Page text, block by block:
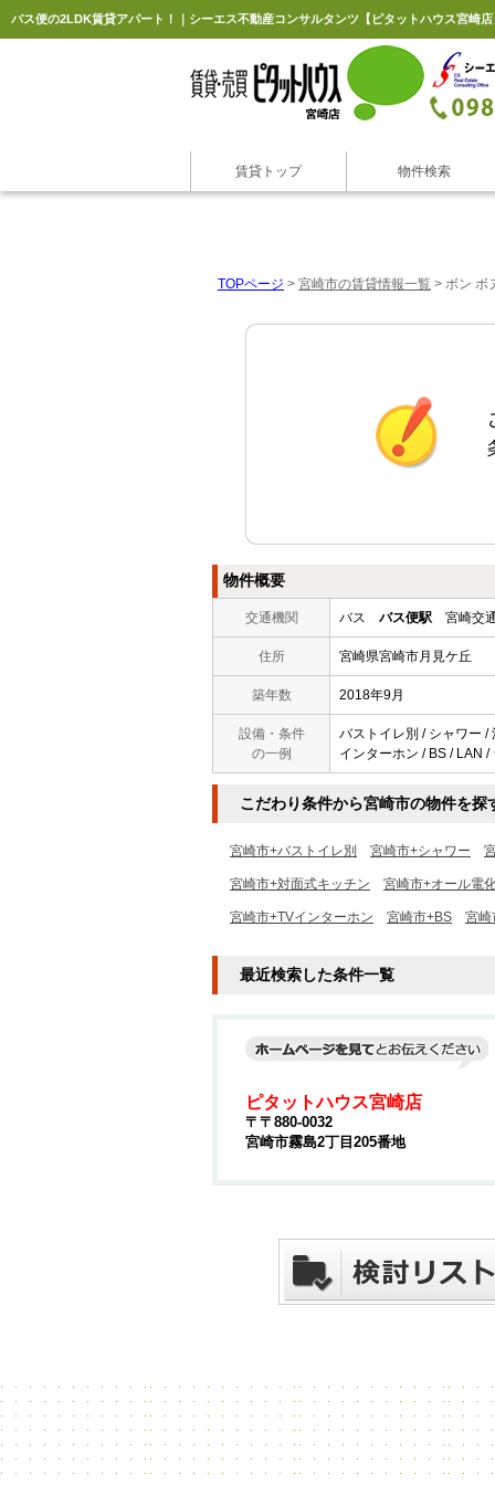
バス便の2LDK賃貸アパート！｜シーエス不動産コンサルタンツ【ピタットハウス宮崎店
賃貸トップ 物件検索
TOPページ > 宮崎市の賃貸情報一覧 > ボン ボ
物件概要
交通機関 バス バス便駅 宮崎交
住所 宮崎県宮崎市月見ケ丘
築年数 2018年9月
設備・条件
の一例
バストイレ別 / シャワー /
インターホン / BS / LAN
こだわり条件から宮崎市の物件を探
宮崎市+バストイレ別 宮崎市+シャワー
宮崎市+対面式キッチン 宮崎市+オール電
宮崎市+TVインターホン 宮崎市+BS 宮崎
最近検索した条件一覧
ピタットハウス宮崎店
〒〒880-0032
宮崎市霧島2丁目205番地